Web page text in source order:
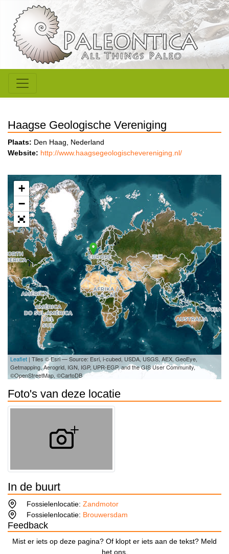
Haagse Geologische Vereniging
Plaats: Den Haag, Nederland
Website: http://www.haagsegeologischevereniging.nl/
+
−
Leaflet | Tiles © Esri — Source: Esri, i-cubed, USDA, USGS, AEX, GeoEye,
Getmapping, Aerogrid, IGN, IGP, UPR-EGP, and the GIS User Community,
©OpenStreetMap, ©CartoDB
Foto's van deze locatie
In de buurt
Fossielenlocatie:Zandmotor
Fossielenlocatie: Brouwersdam
Feedback
Mist er iets op deze pagina? Of klopt er iets aan de tekst? Meld
het ons.